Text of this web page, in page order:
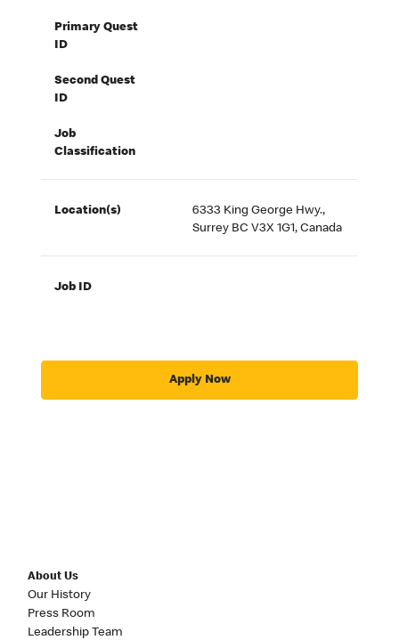
Primary Quest
ID
Second Quest
ID
Job
Classification
Location(s)
6333 King George Hwy.,
Surrey BC V3X 1G1, Canada
Job ID
Apply Now
About Us
Our History
Press Room
Leadership Team